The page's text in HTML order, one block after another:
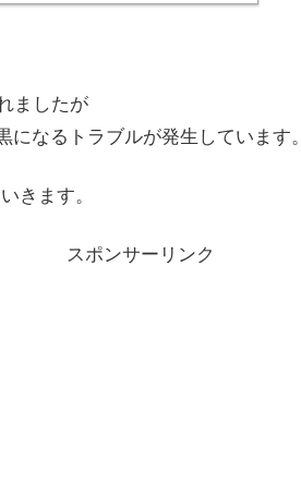
ましたが
なるトラブルが発生しています。
きます。
スポンサーリンク